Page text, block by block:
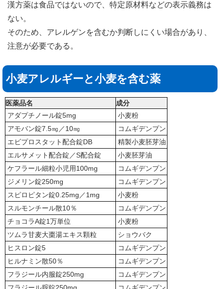
漢方薬は食品ではないので、特定原材料などの表示義務は
ない。
そのため、アレルゲンを含むか判断しにくい場合があり、
注意が必要である。
小麦アレルギーと小麦を含む薬
医薬品名
成分
アダプチノール錠5mg
小麦粉
アモバン錠7.5㎎／10㎎
コムギデンプン
エビプロスタット配合錠DB
精製小麦胚芽油
エルサメット配合錠／S配合錠
小麦胚芽油
ケフラール細粒小児用100mg
コムギデンプン
ジメリン錠250mg
コムギデンプン
スピロピタン錠0.25mg／1mg
小麦粉
スルモンチール散10％
コムギデンプン
チョコラA錠1万単位
小麦粉
ツムラ甘麦大棗湯エキス顆粒
ショウバク
ヒスロン錠5
コムギデンプン
ヒルナミン散50％
コムギデンプン
フラジール内服錠250mg
コムギデンプン